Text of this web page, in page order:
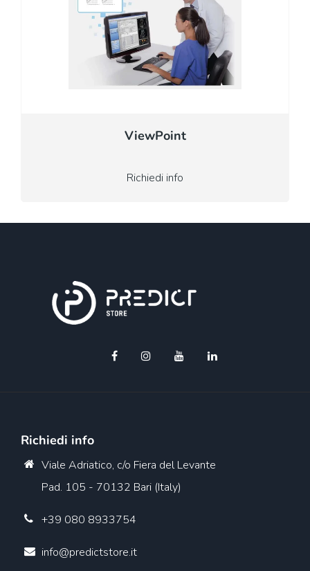
ViewPoint
Richiedi info
Richiedi info
Viale Adriatico, c/o Fiera del Levante
Pad. 105 - 70132 Bari (Italy)
+39 080 8933754
info@predictstore.it